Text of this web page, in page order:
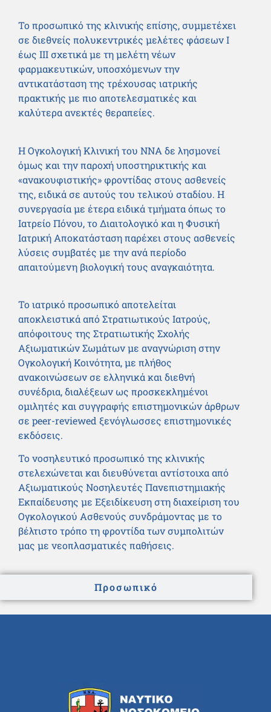
Προσωπικό
Το προσωπικό της κλινικής επίσης, συμμετέχει
σε διεθνείς πολυκεντρικές μελέτες φάσεων Ι
έως ΙΙΙ σχετικά με τη μελέτη νέων
φαρμακευτικών, υποσχόμενων την
αντικατάσταση της τρέχουσας ιατρικής
πρακτικής με πιο αποτελεσματικές και
καλύτερα ανεκτές θεραπείες.
Η Ογκολογική Κλινική του ΝΝΑ δε λησμονεί
όμως και την παροχή υποστηρικτικής και
«ανακουφιστικής» φροντίδας στους ασθενείς
της, ειδικά σε αυτούς του τελικού σταδίου. Η
συνεργασία με έτερα ειδικά τμήματα όπως το
Ιατρείο Πόνου, το Διαιτολογικό και η Φυσική
Ιατρική Αποκατάσταση παρέχει στους ασθενείς
λύσεις συμβατές με την ανά περίοδο
απαιτούμενη βιολογική τους αναγκαιότητα.
Το ιατρικό προσωπικό αποτελείται
αποκλειστικά από Στρατιωτικούς Ιατρούς,
απόφοιτους της Στρατιωτικής Σχολής
Αξιωματικών Σωμάτων με αναγνώριση στην
Ογκολογική Κοινότητα, με πλήθος
ανακοινώσεων σε ελληνικά και διεθνή
συνέδρια, διαλέξεων ως προσκεκλημένοι
ομιλητές και συγγραφής επιστημονικών άρθρων
σε peer-reviewed ξενόγλωσσες επιστημονικές
εκδόσεις.
Το νοσηλευτικό προσωπικό της κλινικής
στελεχώνεται και διευθύνεται αντίστοιχα από
Αξιωματικούς Νοσηλευτές Πανεπιστημιακής
Εκπαίδευσης με Εξειδίκευση στη διαχείριση του
Ογκολογικού Ασθενούς συνδράμοντας με το
βέλτιστο τρόπο τη φροντίδα των συμπολιτών
μας με νεοπλασματικές παθήσεις.